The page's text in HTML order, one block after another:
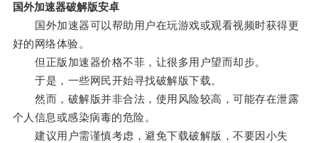
国外加速器破解版安卓
国外加速器可以帮助用户在玩游戏或观看视频时获得更
好的网络体验。
但正版加速器价格不菲，让很多用户望而却步。
于是，一些网民开始寻找破解版下载。
然而，破解版并非合法，使用风险较高，可能存在泄露
个人信息或感染病毒的危险。
建议用户需谨慎考虑，避免下载破解版，不要因小失